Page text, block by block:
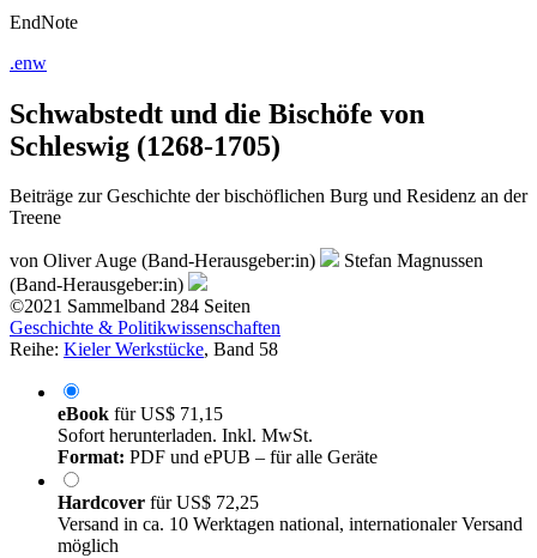
EndNote
.enw
Schwabstedt und die Bischöfe von
Schleswig (1268-1705)
Beiträge zur Geschichte der bischöflichen Burg und Residenz an der
Treene
von Oliver Auge (Band-Herausgeber:in)
Stefan Magnussen
(Band-Herausgeber:in)
©2021 Sammelband 284 Seiten
Geschichte & Politikwissenschaften
Reihe: Kieler Werkstücke, Band 58
eBook fürUS$ 71,15
Sofort herunterladen. Inkl. MwSt.
Format: PDF und ePUB – für alle Geräte
Hardcover fürUS$ 72,25
Versand in ca. 10 Werktagen national, internationaler Versand
möglich